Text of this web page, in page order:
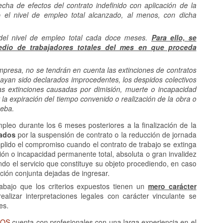
de efectos del contrato indefinido con aplicación de la
nivel de empleo total alcanzado, al menos, con dicha
nivel de empleo total cada doce meses. Para ello, se
de trabajadores totales del mes en que proceda
no se tendrán en cuenta las extinciones de contratos
sido declarados improcedentes, los despidos colectivos
causadas por dimisión, muerte o incapacidad
expiración del tiempo convenido o realización de la obra o
durante los 6 meses posteriores a la finalización de la
por la suspensión de contrato o la reducción de jornada
el compromiso cuando el contrato de trabajo se extinga
o incapacidad permanente total, absoluta o gran invalidez
el servicio que constituye su objeto procediendo, en caso
conjunta dejadas de ingresar.
que los criterios expuestos tienen un mero carácter
interpretaciones legales con carácter vinculante se